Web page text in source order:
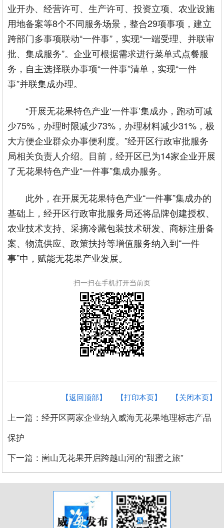
业开办、经营许可、生产许可、投资立项、农业设施
用地备案等8个不同服务场景，整合29项事项，建立
跨部门多事项联动“一件事”，实现“一端受理、并联审
批、集成服务”。企业可根据需求进行菜单式点餐服
务，自主选择联办事项“一件事”清单，实现“一件
事”并联集成办理。
“开展无花果特色产业‘一件事’集成办，跑动可减
少75%，办理时限减少73%，办理材料减少31%，极
大方便企业群众办事便利度。”经开区行政审批服务
局相关负责人介绍。目前，经开区已为14家企业开展
了无花果特色产业“一件事”集成办服务。
此外，在开展无花果特色产业“一件事”集成办的
基础上，经开区行政审批服务局还将品牌创建授权、
农业技术支持、采摘冷藏包装技术研发、商标注册备
案、物流供应、政策扶持等增值服务纳入到“一件
事”中，赋能无花果产业发展。
扫一扫在手机打开当前页
【关闭本页】
【打印本页】
【返回顶部】
上一篇：经开区两家企业纳入威海无花果地理标志产品
保护
下一篇：崮山无花果开启跨越山河的“甜蜜之旅”